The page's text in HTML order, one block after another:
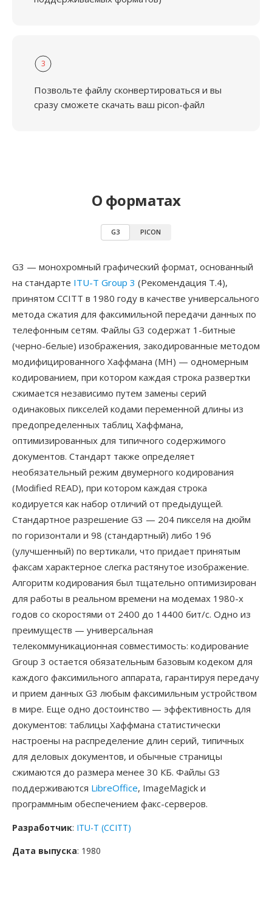
3
Позвольте файлу сконвертироваться и вы
сразу сможете скачать ваш picon-файл
О форматах
G3 PICON
G3 — монохромный графический формат, основанный
на стандарте ITU-T Group 3 (Рекомендация T.4),
принятом CCITT в 1980 году в качестве универсального
метода сжатия для факсимильной передачи данных по
телефонным сетям. Файлы G3 содержат 1-битные
(черно-белые) изображения, закодированные методом
модифицированного Хаффмана (MH) — одномерным
кодированием, при котором каждая строка развертки
сжимается независимо путем замены серий
одинаковых пикселей кодами переменной длины из
предопределенных таблиц Хаффмана,
оптимизированных для типичного содержимого
документов. Стандарт также определяет
необязательный режим двумерного кодирования
(Modified READ), при котором каждая строка
кодируется как набор отличий от предыдущей.
Стандартное разрешение G3 — 204 пикселя на дюйм
по горизонтали и 98 (стандартный) либо 196
(улучшенный) по вертикали, что придает принятым
факсам характерное слегка растянутое изображение.
Алгоритм кодирования был тщательно оптимизирован
для работы в реальном времени на модемах 1980-х
годов со скоростями от 2400 до 14400 бит/с. Одно из
преимуществ — универсальная
телекоммуникационная совместимость: кодирование
Group 3 остается обязательным базовым кодеком для
каждого факсимильного аппарата, гарантируя передачу
и прием данных G3 любым факсимильным устройством
в мире. Еще одно достоинство — эффективность для
документов: таблицы Хаффмана статистически
настроены на распределение длин серий, типичных
для деловых документов, и обычные страницы
сжимаются до размера менее 30 КБ. Файлы G3
поддерживаются LibreOffice, ImageMagick и
программным обеспечением факс-серверов.
Разработчик: ITU-T (CCITT)
Дата выпуска: 1980